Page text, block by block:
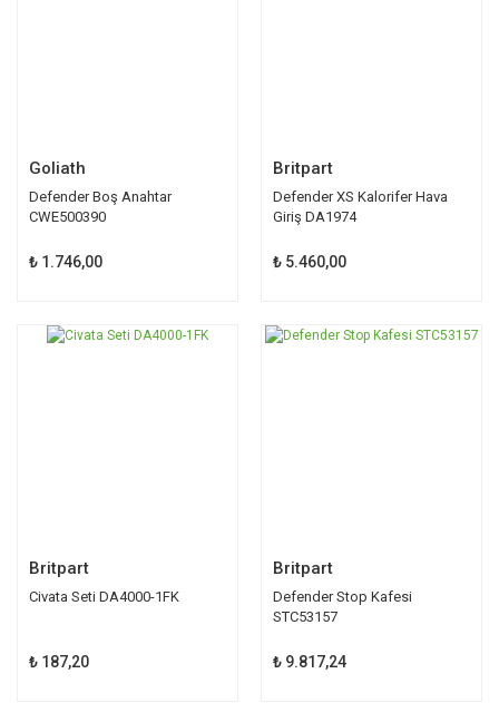
Goliath
Defender Boş Anahtar
CWE500390
₺ 1.746,00
Britpart
Defender XS Kalorifer Hava
Giriş DA1974
₺ 5.460,00
Britpart
Civata Seti DA4000-1FK
₺ 187,20
Britpart
Defender Stop Kafesi
STC53157
₺ 9.817,24